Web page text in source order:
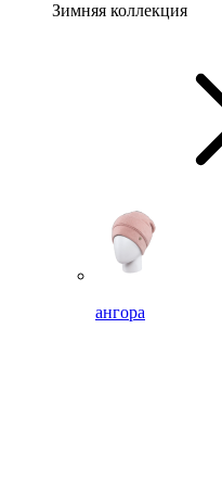
Зимняя коллекция
ангора